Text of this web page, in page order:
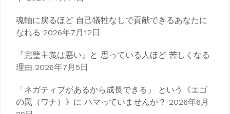
魂軸に戻るほど 自己犠牲なしで貢献できるあなたに
なれる 2026年7月12日
『完璧主義は悪い』と 思っている人ほど 苦しくなる
理由 2026年7月5日
「ネガティブがあるから成長できる」 という《エゴ
の罠（ワナ）》に ハマっていませんか？ 2026年6月